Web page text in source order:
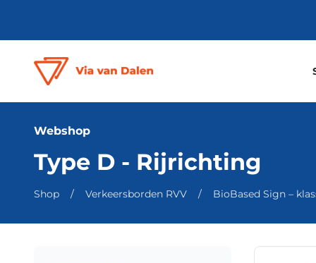
Webshop
Type D - Rijrichting
Shop / Verkeersborden RVV / BioBased Sign –